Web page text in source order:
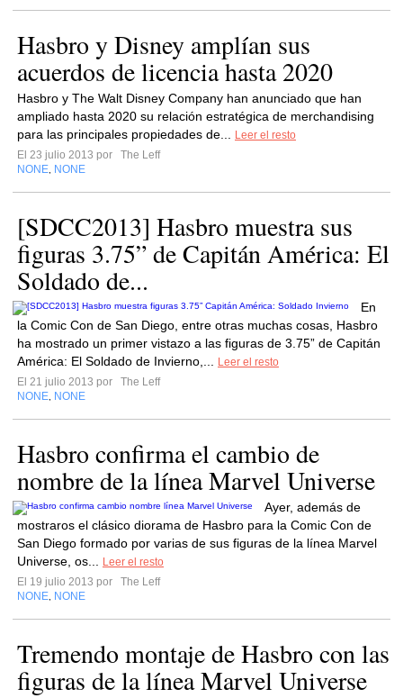
Hasbro y Disney amplían sus
acuerdos de licencia hasta 2020
Hasbro y The Walt Disney Company han anunciado que han
ampliado hasta 2020 su relación estratégica de merchandising
para las principales propiedades de...
Leer el resto
El 23 julio 2013 por
The Leff
NONE NONE
[SDCC2013] Hasbro muestra sus
figuras 3.75” de Capitán América: El
Soldado de...
En
la Comic Con de San Diego, entre otras muchas cosas, Hasbro
ha mostrado un primer vistazo a las figuras de 3.75” de Capitán
América: El Soldado de Invierno,...
Leer el resto
El 21 julio 2013 por
The Leff
NONE NONE
Hasbro confirma el cambio de
nombre de la línea Marvel Universe
Ayer, además de
mostraros el clásico diorama de Hasbro para la Comic Con de
San Diego formado por varias de sus figuras de la línea Marvel
Universe, os...
Leer el resto
El 19 julio 2013 por
The Leff
NONE NONE
Tremendo montaje de Hasbro con las
figuras de la línea Marvel Universe